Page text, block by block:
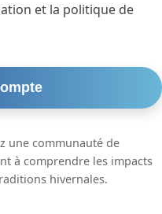
et la politique de
une communauté de
à comprendre les impacts
hivernales.